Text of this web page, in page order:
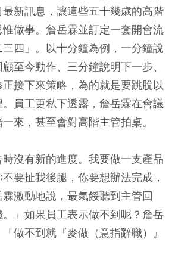
新訊息，讓這些五十幾歲的高階
做事。詹岳霖並訂定一套開會流
四」。以十分鐘為例，一分鐘說
至今動作、三分鐘說明下一步、
接下來策略，為的就是要跳脫以
員工更私下透露，詹岳霖在會議
來，甚至會對高階主管拍桌。
時沒有新的進度。我要做一支產品
要扯我後腿，你要想辦法完成，
激動地說，最氣餒聽到主管回
」如果員工表示做不到呢？詹岳
做不到就『麥做（意指辭職）』